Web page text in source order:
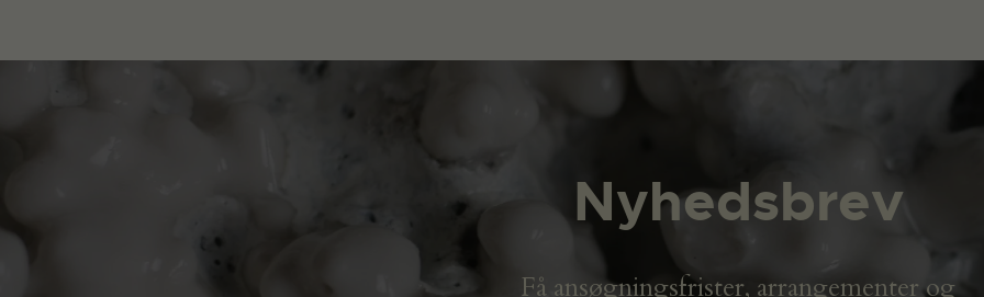
Nyhedsbrev
Få ansøgningsfrister, arrangementer og